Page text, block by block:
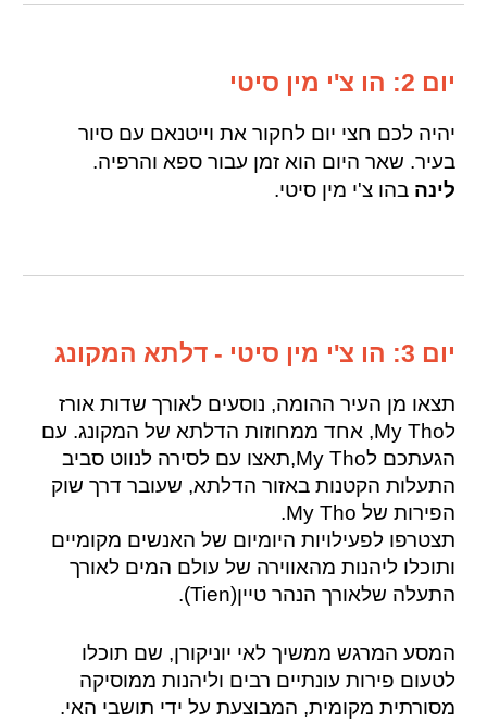
יום 2: הו צ'י מין סיטי
יהיה לכם חצי יום לחקור את וייטנאם עם סיור
בעיר. שאר היום הוא זמן עבור ספא והרפיה.
לינה בהו צ'י מין סיטי.
יום 3: הו צ'י מין סיטי - דלתא המקונג
תצאו מן העיר ההומה, נוסעים לאורך שדות אורז
לMy Tho, אחד ממחוזות הדלתא של המקונג. עם
הגעתכם לMy Tho,תאצו עם לסירה לנווט סביב
התעלות הקטנות באזור הדלתא, שעובר דרך שוק
הפירות של My Tho.
תצטרפו לפעילויות היומיום של האנשים מקומיים
ותוכלו ליהנות מהאווירה של עולם המים לאורך
התעלה שלאורך הנהר טיין(Tien).
המסע המרגש ממשיך לאי יוניקורן, שם תוכלו
לטעום פירות עונתיים רבים וליהנות ממוסיקה
מסורתית מקומית, המבוצעת על ידי תושבי האי.